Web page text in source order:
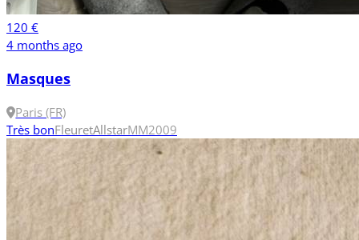
120 €
4 months ago
Masques
Paris (FR)
Très bonFleuretAllstarMM2009